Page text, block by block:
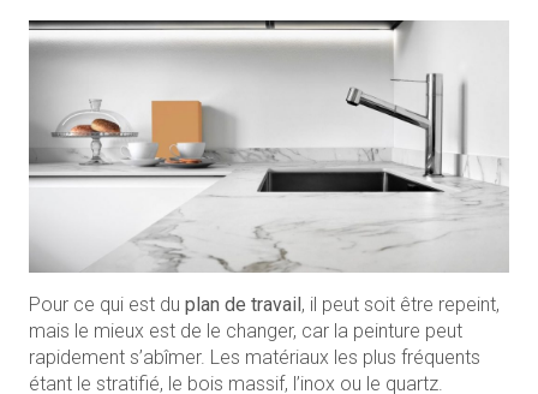
Pour ce qui est du plan de travail, il peut soit être repeint,
mais le mieux est de le changer, car la peinture peut
rapidement s’abîmer. Les matériaux les plus fréquents
étant le stratifié, le bois massif, l’inox ou le quartz.